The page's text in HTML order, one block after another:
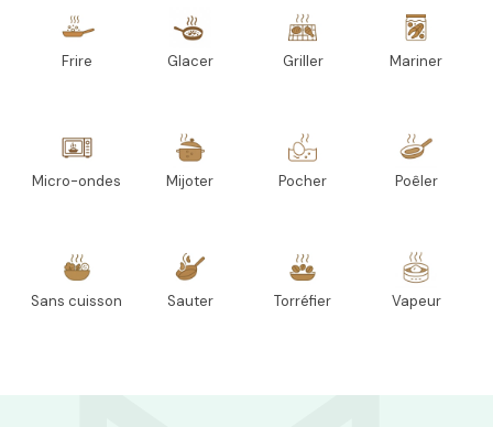
Frire Glacer Griller Mariner
Micro-ondes Mijoter Pocher Poêler
Sans cuisson Sauter Torréfier Vapeur